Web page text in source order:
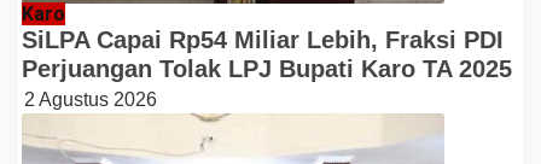
Karo
SiLPA Capai Rp54 Miliar Lebih, Fraksi PDI
Perjuangan Tolak LPJ Bupati Karo TA 2025
2 Agustus 2026